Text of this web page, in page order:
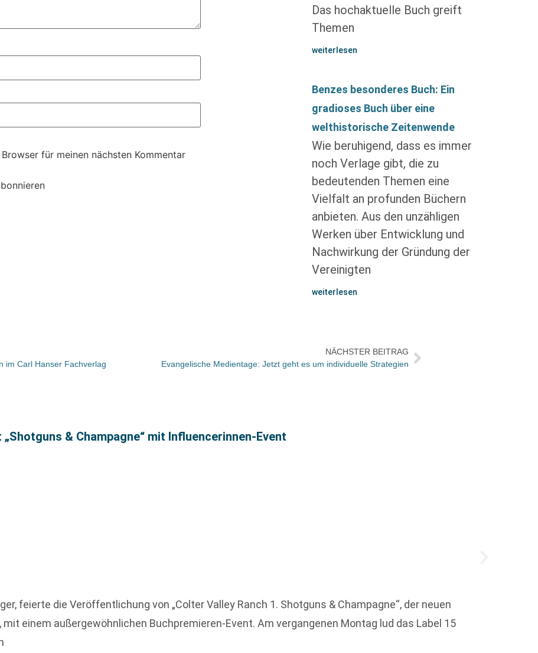
für meinen nächsten Kommentar
Das hochaktuelle Buch greift
Themen
weiterlesen
Benzes besonderes Buch: Ein
gradioses Buch über eine
welthistorische Zeitenwende
Wie beruhigend, dass es immer
noch Verlage gibt, die zu
bedeutenden Themen eine
Vielfalt an profunden Büchern
anbieten. Aus den unzähligen
Werken über Entwicklung und
Nachwirkung der Gründung der
Vereinigten
weiterlesen
im Carl Hanser Fachverlag
NÄCHSTER BEITRAG
Evangelische Medientage: Jetzt geht es um individuelle Strategien
& Champagne“ mit Influencerinnen-Event
feierte die Veröffentlichung von „Colter Valley Ranch 1. Shotguns & Champagne“, der neuen
einem außergewöhnlichen Buchpremieren-Event. Am vergangenen Montag lud das Label 15